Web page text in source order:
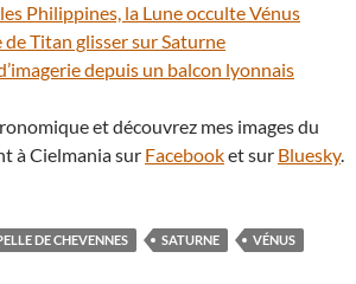
Philippines, la Lune occulte Vénus
de Titan glisser sur Saturne
depuis un balcon lyonnais
et découvrez mes images du
à Cielmania sur Facebooket sur Bluesky.
DE CHEVENNES SATURNE VÉNUS